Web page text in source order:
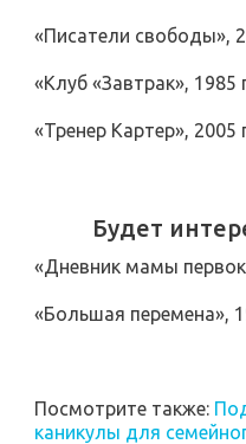
«Писатели свободы»,
«Клуб «Завтрак», 1985
«Тренер Картер», 2005
Будет
«Дневник мамы
«Большая перемена»,
Посмотрите также:
каникулы для